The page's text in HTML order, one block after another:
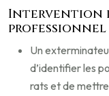
Intervention
professionnel
Un
d’identifier les
rats et de mettre